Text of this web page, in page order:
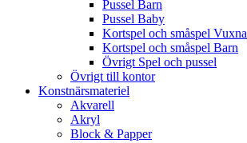
Pussel Barn
Pussel Baby
Kortspel och småspel Vuxna
Kortspel och småspel Barn
Övrigt Spel och pussel
Övrigt till kontor
Konstnärsmateriel
Akvarell
Akryl
Block & Papper